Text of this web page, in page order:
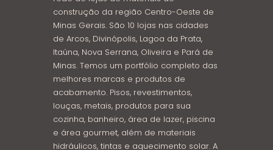
construção da região Centro-Oeste de
Minas Gerais. São 10 lojas nas cidades
de Arcos, Divinópolis, Lagoa da Prata,
Itaúna, Nova Serrana, Oliveira e Pará de
Minas. Temos um portfólio completo das
melhores marcas e produtos de
acabamento. Pisos, revestimentos,
louças, metais, produtos para sua
cozinha, banheiro, área de lazer, piscina
e área gourmet, além de materiais
hidráulicos, tintas e aquecimento solar. A